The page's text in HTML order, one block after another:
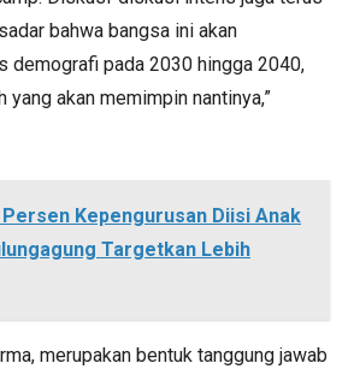
bahwa bangsa ini akan
demografi pada 2030 hingga 2040,
yang akan memimpin nantinya,”
Kepengurusan Diisi Anak
Targetkan Lebih
merupakan bentuk tanggung jawab